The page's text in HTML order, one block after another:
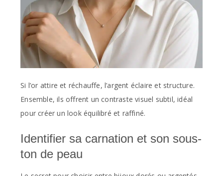
Si l’or attire et réchauffe, l’argent éclaire et structure.
Ensemble, ils offrent un contraste visuel subtil, idéal
pour créer un look équilibré et raffiné.
Identifier sa carnation et son sous-
ton de peau